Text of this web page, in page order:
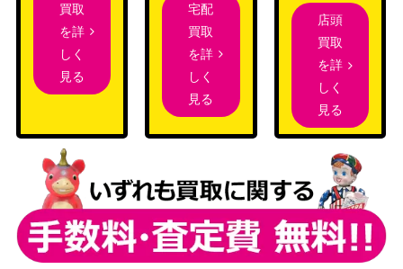
買取
を詳
しく
見る
宅配
買取
を詳
しく
見る
店頭
買取
を詳
しく
見る